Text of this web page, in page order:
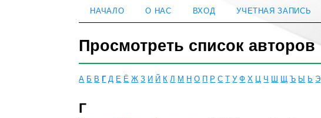
НАЧАЛО О НАС ВХОД УЧЕТНАЯ ЗАПИСЬ
Просмотреть список авторов
А Б В Г Д Е Ё Ж З И Й К Л М Н О П Р С Т У Ф Х Ц Ч Ш Щ Ъ Ы Ь Э
Г